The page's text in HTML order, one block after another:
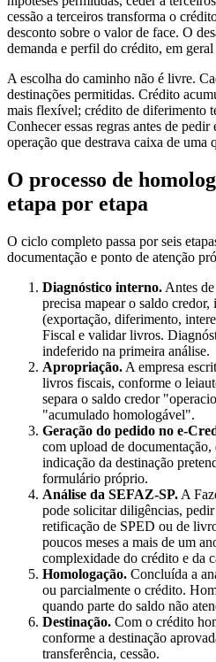
cessão a terceiros transforma o
desconto sobre o valor de face. O
demanda e perfil do crédito, em
A escolha do caminho não é livre.
destinações permitidas. Crédito
mais flexível; crédito de diferimento
Conhecer essas regras antes de
operação que destrava caixa de uma
O processo de
etapa por etapa
O ciclo completo passa por seis
documentação e ponto de atenção
Diagnóstico interno. Antes
precisa mapear o saldo
(exportação, diferimento,
Fiscal e validar livros.
indeferido na primeira análise.
Apropriação. A empresa
livros fiscais, conforme o
separa o saldo credor
"acumulado homologável".
Geração do pedido no e-
com upload de
indicação da destinação
formulário próprio.
Análise da SEFAZ-SP. A
pode solicitar diligências,
retificação de SPED ou de
poucos meses a mais de um
complexidade do crédito e da
Homologação. Concluída a
ou parcialmente o crédito.
quando parte do saldo não
Destinação. Com o crédito
conforme a destinação
transferência, cessão.